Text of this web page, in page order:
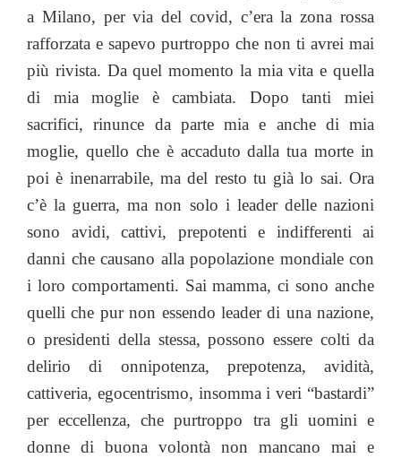
a Milano, per via del covid, c’era la zona rossa
rafforzata e sapevo purtroppo che non ti avrei mai
più rivista. Da quel momento la mia vita e quella
di mia moglie è cambiata. Dopo tanti miei
sacrifici, rinunce da parte mia e anche di mia
moglie, quello che è accaduto dalla tua morte in
poi è inenarrabile, ma del resto tu già lo sai. Ora
c’è la guerra, ma non solo i leader delle nazioni
sono avidi, cattivi, prepotenti e indifferenti ai
danni che causano alla popolazione mondiale con
i loro comportamenti. Sai mamma, ci sono anche
quelli che pur non essendo leader di una nazione,
o presidenti della stessa, possono essere colti da
delirio di onnipotenza, prepotenza, avidità,
cattiveria, egocentrismo, insomma i veri “bastardi”
per eccellenza, che purtroppo tra gli uomini e
donne di buona volontà non mancano mai e